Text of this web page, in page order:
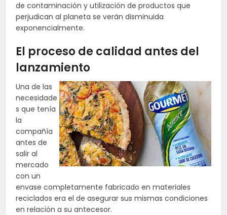
de contaminación y utilización de productos que
perjudican al planeta se verán disminuida
exponencialmente.
El proceso de calidad antes del
lanzamiento
Una de las
necesidade
s que tenía
la
compañía
antes de
salir al
mercado
con un
envase completamente fabricado en materiales
reciclados era el de asegurar sus mismas condiciones
en relación a su antecesor.